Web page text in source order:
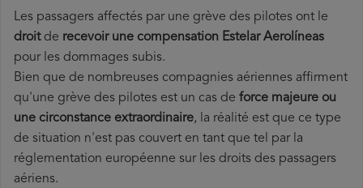
Les passagers affectés par une grève des pilotes ont le
droitde recevoir une compensation Estelar Aerolíneas
pour les dommages subis.
Bien que de nombreuses compagnies aériennes affirment
qu'une grève des pilotes est un cas de force majeure ou
une circonstance extraordinaire, la réalité est que ce type
de situation n'est pas couvert en tant que tel par la
réglementation européenne sur les droits des passagers
aériens.